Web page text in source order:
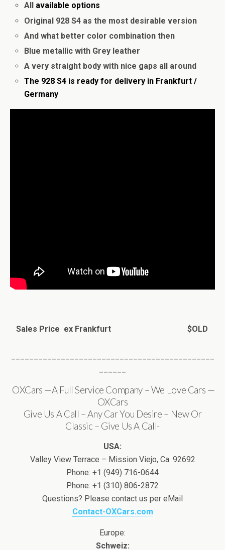
All available options
Original 928 S4 as the most desirable version
And what better color combination then
Blue metallic with Grey leather
A very straight body with nice gaps all around
The 928 S4 is ready for delivery in Frankfurt /
Germany
Sales Price ex Frankfurt $OLD
OXCars —A Full Service Company – We Love Cars —
OXCars
Give Us A Call – Any Car You Desire – New Or
Classic – Give Us A Call-
USA:
Valley View Terrace – Mission Viejo, Ca. 92692
Phone: +1 (949) 716-0644
Phone: +1 (310) 806-2872
Questions? Please contact us per eMail
Contact-OXCars.com
Europe:
Schweiz: